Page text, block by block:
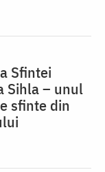
Sfintei
Sihla – unul
sfinte din